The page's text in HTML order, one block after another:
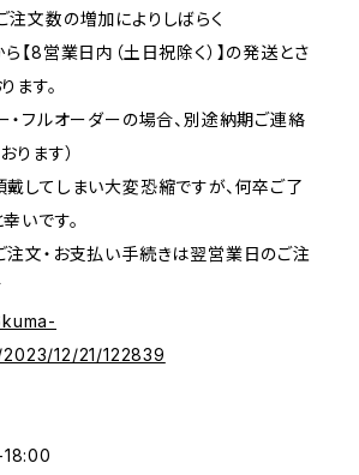
注文数の増加によりしばらく
【8営業日内（土日祝除く）】の発送とさ
ます。
・フルオーダーの場合、別途納期ご連絡
ります）
してしまい大変恐縮ですが、何卒ご了
いです。
文・お支払い手続きは翌営業日のご注
12/21/122839
18:00